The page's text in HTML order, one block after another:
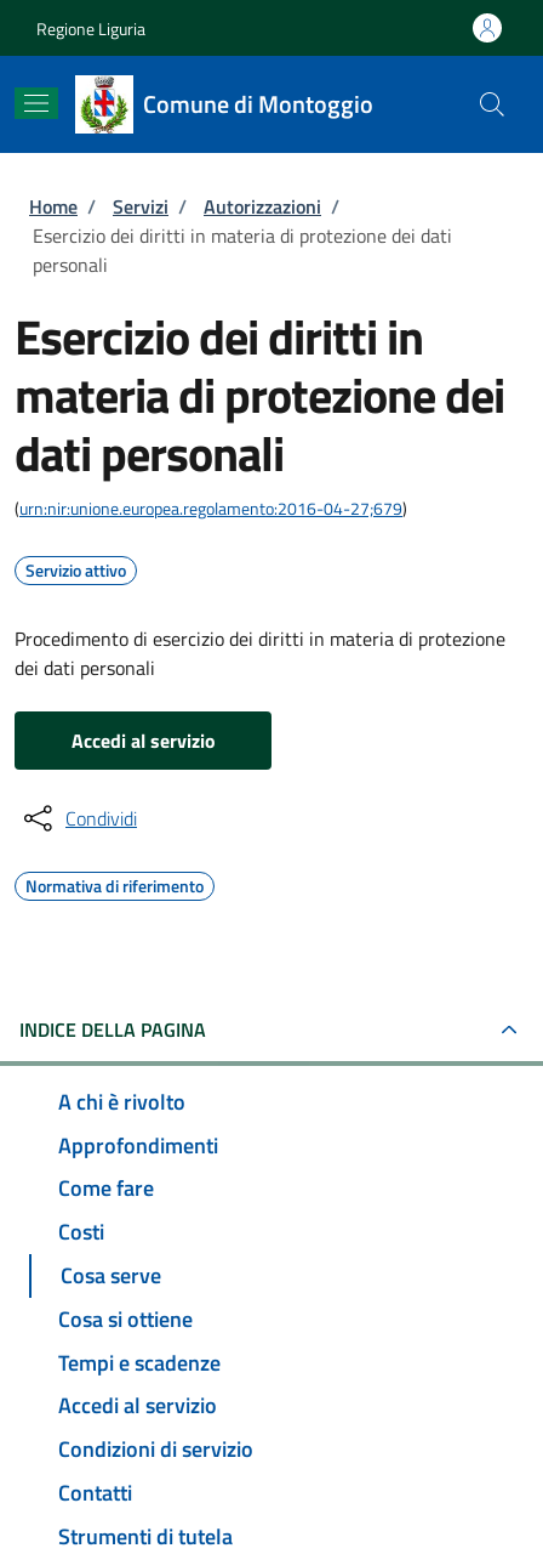
Regione Liguria
Comune di Montoggio
Briciole di pane
Home / Servizi / Autorizzazioni /
Esercizio dei diritti in materia di protezione dei dati
personali
Esercizio dei diritti in
materia di protezione dei
dati personali
(urn:nir:unione.europea.regolamento:2016-04-27;679)
Servizio attivo
Procedimento di esercizio dei diritti in materia di protezione
dei dati personali
Accedi al servizio
Condividi
Normativa di riferimento
INDICE DELLA PAGINA
A chi è rivolto
Approfondimenti
Come fare
Costi
Cosa serve
Cosa si ottiene
Tempi e scadenze
Accedi al servizio
Condizioni di servizio
Contatti
Strumenti di tutela